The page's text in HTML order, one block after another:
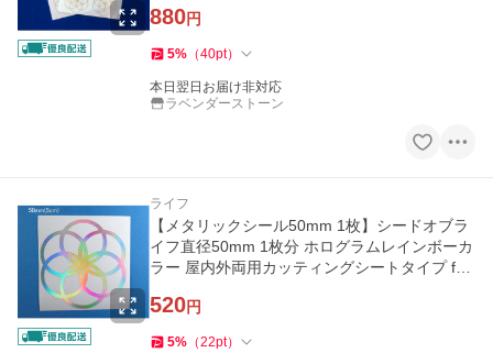
880円
5% （40pt）
本日翌日お届け非対応
ラベンダーストーン
ライフ
【メタリックシール50mm 1枚】シードオブラ
イフ直径50mm 1枚分 ホログラムレインボーカ
ラー 屋内外両用カッティングシートタイプ fols
520円
5% （22pt）